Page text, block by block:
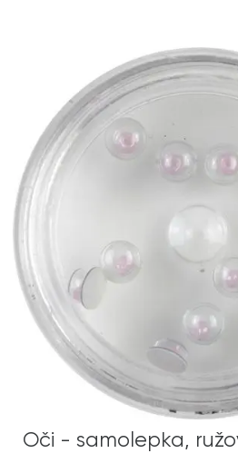
Oči - samolepka,